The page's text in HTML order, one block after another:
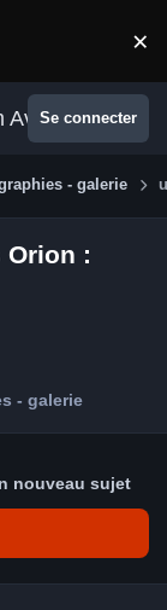
×
AvexSe connecter
- galerie
Orion :
- galerie
nouveau sujet